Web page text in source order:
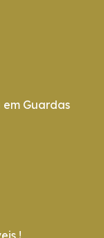
em Guardas
!